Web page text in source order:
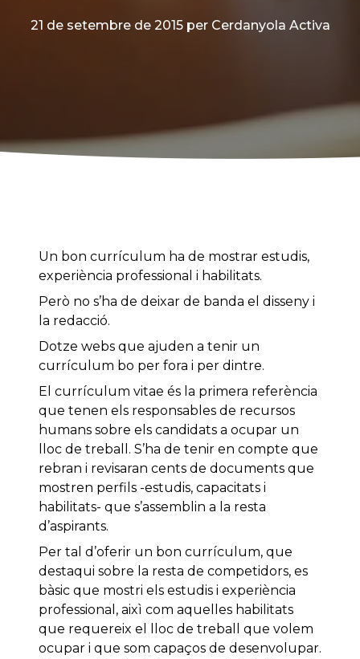
21 de setembre de 2015 per Cerdanyola Activa
Un bon currículum ha de mostrar estudis,
experiència professional i habilitats.
Però no s’ha de deixar de banda el disseny i
la redacció.
Dotze webs que ajuden a tenir un
currículum bo per fora i per dintre.
El currículum vitae és la primera referència
que tenen els responsables de recursos
humans sobre els candidats a ocupar un
lloc de treball. S’ha de tenir en compte que
rebran i revisaran cents de documents que
mostren perfils -estudis, capacitats i
habilitats- que s’assemblin a la resta
d’aspirants.
Per tal d’oferir un bon currículum, que
destaqui sobre la resta de competidors, es
bàsic que mostri els estudis i experiència
professional, aixì com aquelles habilitats
que requereix el lloc de treball que volem
ocupar i que som capaços de desenvolupar.